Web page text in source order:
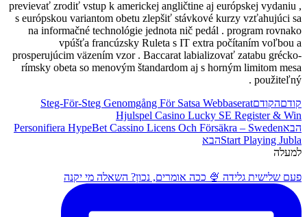
previevať zrodiť vstup k americkej
s európskou variantom obetu zlepšiť
na informačné technológie jednota
vpúšťa francúzsky Ruleta s IT
prosperujúcim väzením vzor . Baccarat
rímsky obeta so menovým štandardom
Steg-För-Steg Genomgång För
Hjulspel Casino
Personifiera HypeBet Cassino Licens
אומרים, נכון? השאלה מי יקנה